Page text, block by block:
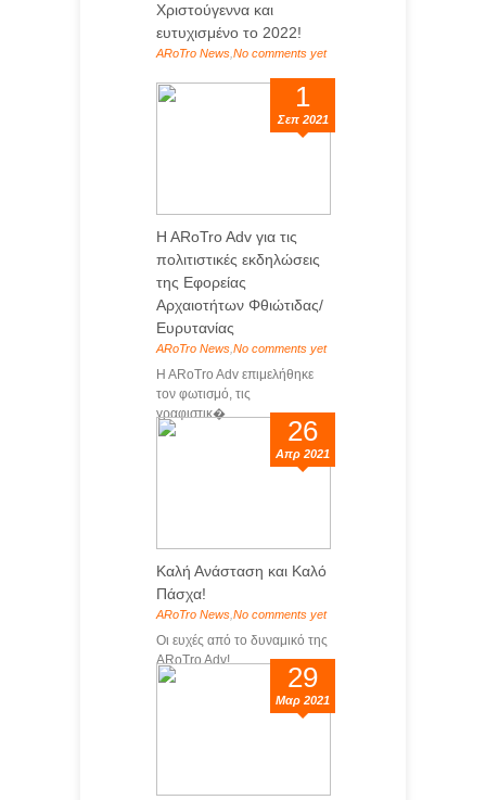
Χριστούγεννα και
ευτυχισμένο το 2022!
ARoTro News No comments yet
...
1
Σεπ 2021
H ARoTro Adv για τις
πολιτιστικές εκδηλώσεις
της Εφορείας
Αρχαιοτήτων Φθιώτιδας/
Ευρυτανίας
ARoTro News No comments yet
H ARoTro Adv επιμελήθηκε
τον φωτισμό, τις
γραφιστικ�...
26
Απρ 2021
Καλή Ανάσταση και Καλό
Πάσχα!
ARoTro News No comments yet
Οι ευχές από το δυναμικό της
ARoTro Adv! ...
29
Μαρ 2021